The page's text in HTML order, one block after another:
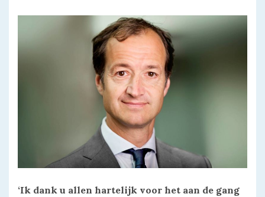
‘Ik dank u allen hartelijk voor het aan de gang